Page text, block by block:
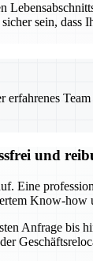
sein,
und
Eine
Know-
Anfrage bis